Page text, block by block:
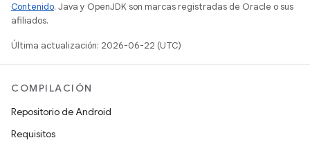
Contenido. Java y OpenJDK son marcas registradas de Oracle o sus
afiliados.
Última actualización: 2026-06-22 (UTC)
COMPILACIÓN
Repositorio de Android
Requisitos